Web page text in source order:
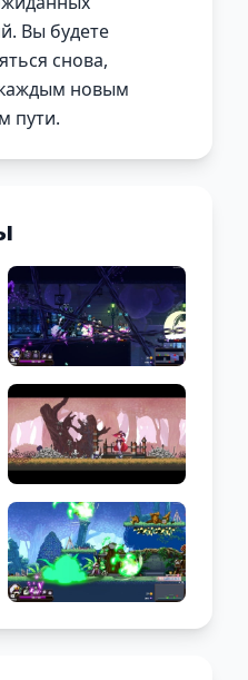
Вы будете
снова,
каждым новым
пути.